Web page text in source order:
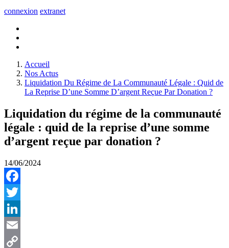
connexion extranet
Accueil
Nos Actus
Liquidation Du Régime de La Communauté Légale : Quid de
La Reprise D’une Somme D’argent Reçue Par Donation ?
Liquidation du régime de la communauté
légale : quid de la reprise d’une somme
d’argent reçue par donation ?
14/06/2024
Facebook
Twitter
LinkedIn
Email